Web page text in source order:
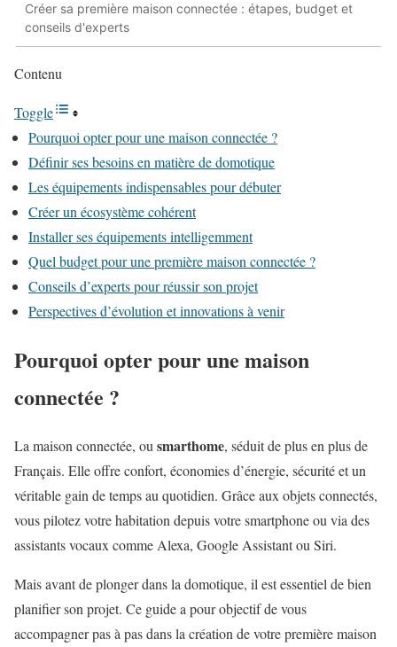
Créer sa première maison connectée : étapes, budget et
conseils d'experts
Contenu
Toggle
Pourquoi opter pour une maison connectée ?
Définir ses besoins en matière de domotique
Les équipements indispensables pour débuter
Créer un écosystème cohérent
Installer ses équipements intelligemment
Quel budget pour une première maison connectée ?
Conseils d’experts pour réussir son projet
Perspectives d’évolution et innovations à venir
Pourquoi opter pour une maison
connectée ?
La maison connectée, ou smarthome, séduit de plus en plus de
Français. Elle offre confort, économies d’énergie, sécurité et un
véritable gain de temps au quotidien. Grâce aux objets connectés,
vous pilotez votre habitation depuis votre smartphone ou via des
assistants vocaux comme Alexa, Google Assistant ou Siri.
Mais avant de plonger dans la domotique, il est essentiel de bien
planifier son projet. Ce guide a pour objectif de vous
accompagner pas à pas dans la création de votre première maison